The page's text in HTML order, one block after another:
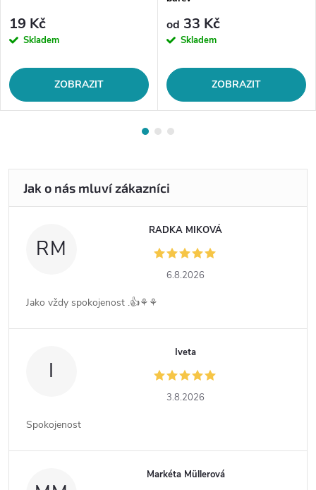
19 Kč
Skladem
ZOBRAZIT
od 33 Kč
Skladem
ZOBRAZIT
RM
RADKA MIKOVÁ
6.8.2026
Jako vždy spokojenost .👍⚘️⚘️
I
Iveta
3.8.2026
Spokojenost
Markéta Müllerová